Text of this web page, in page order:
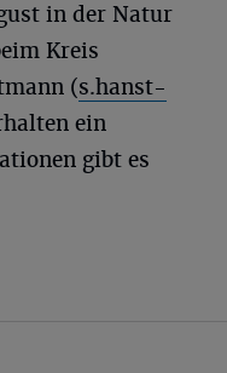
in der Natur
Kreis
(s.hanst-
ein
gibt es